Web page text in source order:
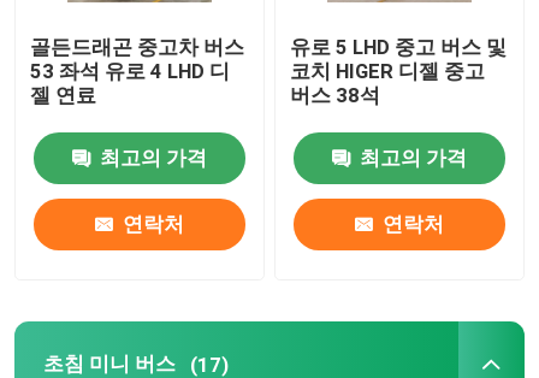
골든드래곤 중고차 버스
53 좌석 유로 4 LHD 디
젤 연료
최고의 가격
연락처
유로 5 LHD 중고 버스 및
코치 HIGER 디젤 중고
버스 38석
최고의 가격
연락처
초침 미니 버스 (17)